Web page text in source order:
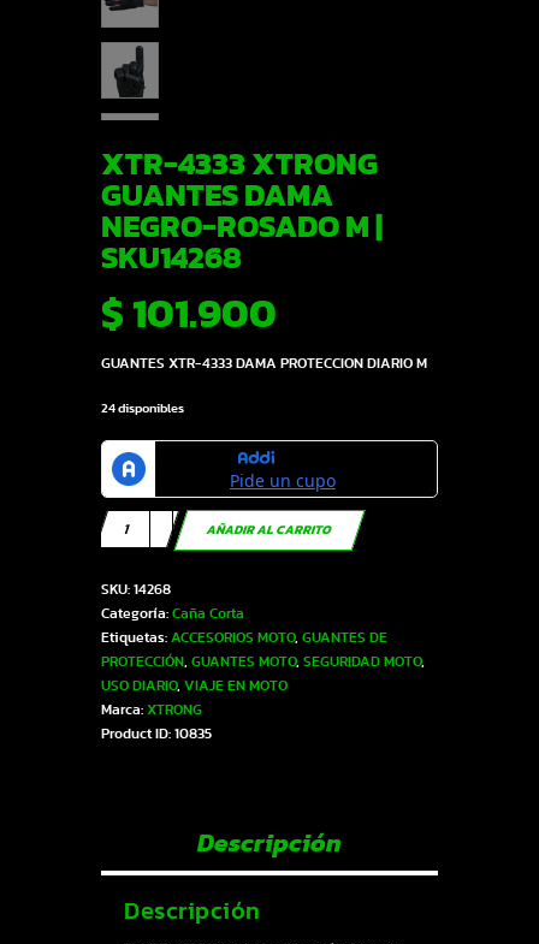
XTR-4333 XTRONG
GUANTES DAMA
NEGRO-ROSADO M |
SKU14268
$ 101.900
GUANTES XTR-4333 DAMA PROTECCION DIARIO M
24 disponibles
XTR-
4333
GUANTES
DAMA
NEGRO-
ROSADO
M
|
SKU14268
AÑADIR AL CARRITO
SKU: 14268
Categoría: Caña Corta
Etiquetas: ACCESORIOS MOTO, GUANTES DE
PROTECCIÓN, GUANTES MOTO, SEGURIDAD MOTO,
USO DIARIO, VIAJE EN MOTO
Marca: XTRONG
Product ID: 10835
Descripción
Descripción